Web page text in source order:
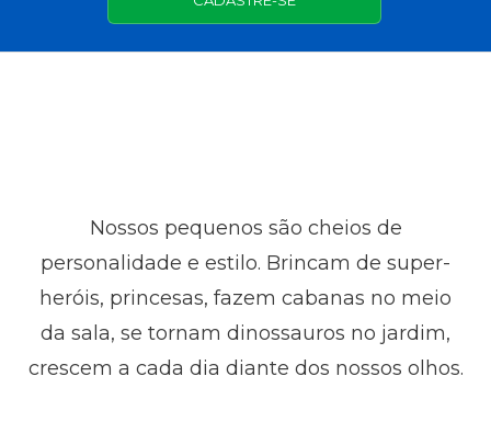
Nossos pequenos são cheios de
personalidade e estilo. Brincam de super-
heróis, princesas, fazem cabanas no meio
da sala, se tornam dinossauros no jardim,
crescem a cada dia diante dos nossos olhos.